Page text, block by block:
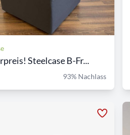
Steelcase B-Fr...
93% Nachlass